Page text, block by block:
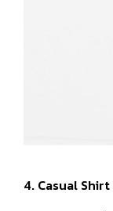
4. Casual Shirt